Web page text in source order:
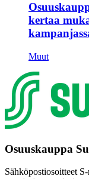
kertaa
Muut
Osuuskauppa
Sähköpostiosoitteet